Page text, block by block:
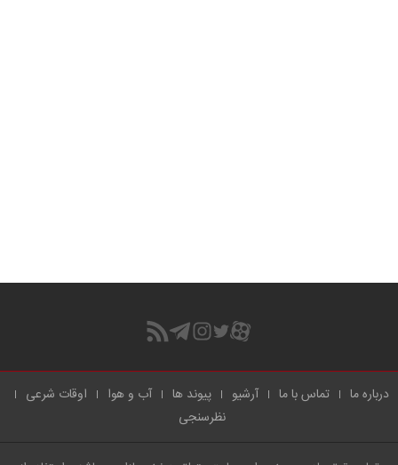
درباره ما تماس با ما آرشیو پیوند ها آب و هوا
اوقات شرعی
نظرسنجی